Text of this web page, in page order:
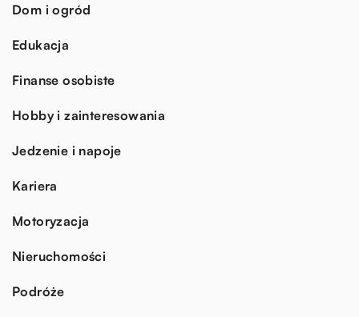
Dom i ogród
Edukacja
Finanse osobiste
Hobby i zainteresowania
Jedzenie i napoje
Kariera
Motoryzacja
Nieruchomości
Podróże